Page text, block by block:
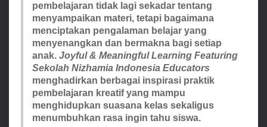
pembelajaran tidak lagi sekadar tentang
menyampaikan materi, tetapi bagaimana
menciptakan pengalaman belajar yang
menyenangkan dan bermakna bagi setiap
anak. Joyful & Meaningful Learning Featuring
Sekolah Nizhamia Indonesia Educators
menghadirkan berbagai inspirasi praktik
pembelajaran kreatif yang mampu
menghidupkan suasana kelas sekaligus
menumbuhkan rasa ingin tahu siswa.